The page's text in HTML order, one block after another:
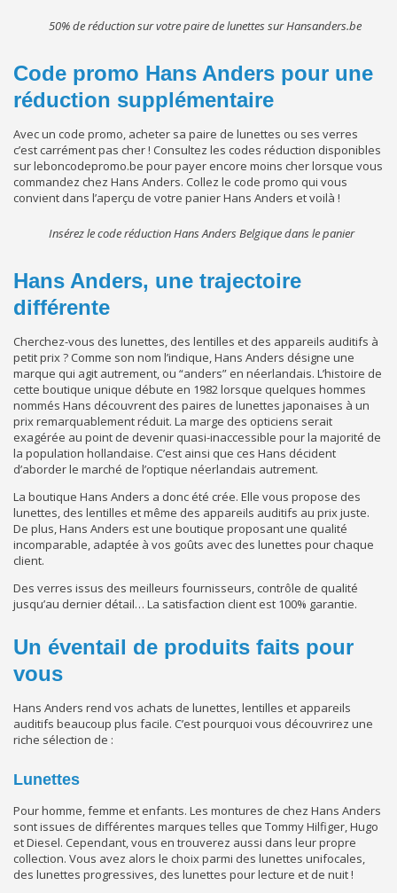
50% de réduction sur votre paire de lunettes sur Hansanders.be
Code promo Hans Anders pour une
réduction supplémentaire
Avec un code promo, acheter sa paire de lunettes ou ses verres
c’est carrément pas cher ! Consultez les codes réduction disponibles
sur leboncodepromo.be pour payer encore moins cher lorsque vous
commandez chez Hans Anders. Collez le code promo qui vous
convient dans l’aperçu de votre panier Hans Anders et voilà !
Insérez le code réduction Hans Anders Belgique dans le panier
Hans Anders, une trajectoire
différente
Cherchez-vous des lunettes, des lentilles et des appareils auditifs à
petit prix ? Comme son nom l’indique, Hans Anders désigne une
marque qui agit autrement, ou “anders” en néerlandais. L’histoire de
cette boutique unique débute en 1982 lorsque quelques hommes
nommés Hans découvrent des paires de lunettes japonaises à un
prix remarquablement réduit. La marge des opticiens serait
exagérée au point de devenir quasi-inaccessible pour la majorité de
la population hollandaise. C’est ainsi que ces Hans décident
d’aborder le marché de l’optique néerlandais autrement.
La boutique Hans Anders a donc été crée. Elle vous propose des
lunettes, des lentilles et même des appareils auditifs au prix juste.
De plus, Hans Anders est une boutique proposant une qualité
incomparable, adaptée à vos goûts avec des lunettes pour chaque
client.
Des verres issus des meilleurs fournisseurs, contrôle de qualité
jusqu’au dernier détail… La satisfaction client est 100% garantie.
Un éventail de produits faits pour
vous
Hans Anders rend vos achats de lunettes, lentilles et appareils
auditifs beaucoup plus facile. C’est pourquoi vous découvrirez une
riche sélection de :
Lunettes
Pour homme, femme et enfants. Les montures de chez Hans Anders
sont issues de différentes marques telles que Tommy Hilfiger, Hugo
et Diesel. Cependant, vous en trouverez aussi dans leur propre
collection. Vous avez alors le choix parmi des lunettes unifocales,
des lunettes progressives, des lunettes pour lecture et de nuit !